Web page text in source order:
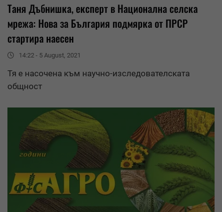
Таня Дъбнишка, експерт в Национална селска
мрежа: Нова за България подмярка от ПРСР
стартира наесен
14:22 - 5 August, 2021
Тя е насочена към научно-изследователската
общност